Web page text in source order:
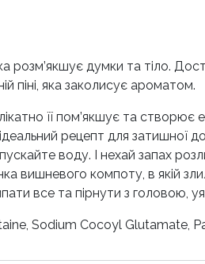
розм’якшує думки та тіло.
піні, яка заколисує ароматом.
її пом’якшує та
рецепт для затишної
воду. І нехай запах
вишневого компоту, в якій
все та пірнути з головою,
Sodium Cocoyl Glutamate,